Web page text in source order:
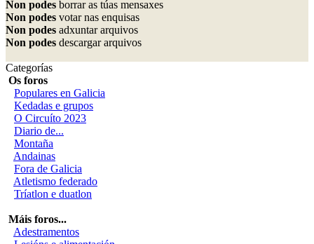
Non podes borrar as túas mensaxes
Non podes votar nas enquisas
Non podes adxuntar arquivos
Non podes descargar arquivos
Categorías
Os foros
Populares en Galicia
Kedadas e grupos
O Circuíto 2023
Diario de...
Montaña
Andainas
Fora de Galicia
Atletismo federado
Tríatlon e duatlon
Máis foros...
Adestramentos